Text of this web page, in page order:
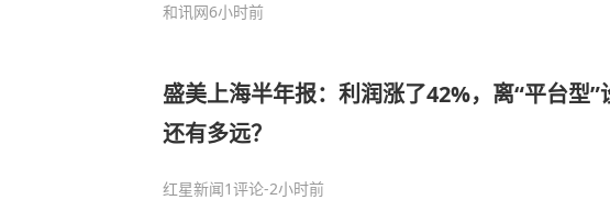
和讯网6小时前
盛美上海半年报：利润涨了42%，离“平台型”
还有多远？
红星新闻1评论-2小时前